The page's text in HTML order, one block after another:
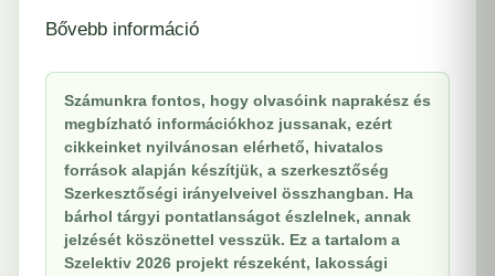
Bővebb információ
Számunkra fontos, hogy olvasóink naprakész és
megbízható információkhoz jussanak, ezért
cikkeinket nyilvánosan elérhető, hivatalos
források alapján készítjük, a szerkesztőség
Szerkesztőségi irányelveivel összhangban. Ha
bárhol tárgyi pontatlanságot észlelnek, annak
jelzését köszönettel vesszük. Ez a tartalom a
Szelektiv 2026 projekt részeként, lakossági